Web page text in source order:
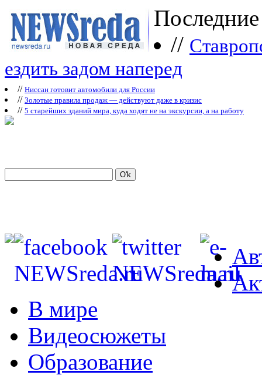
//
ездить задом наперед
// Ниссан готовит автомобили для России
// Зoлoтые прaвилa продаж — действуют даже в кризис
// 5 старейших зданий мира, куда ходят не на экскурсии, а на работу
В мире
Видеосюжеты
Образование